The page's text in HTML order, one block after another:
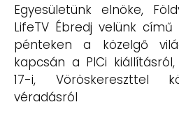
Egyesületünk elnöke,
LifeTV Ébredj velünk
pénteken a közelgő
kapcsán a PICi
17-i, Vöröskereszttel
véradásról